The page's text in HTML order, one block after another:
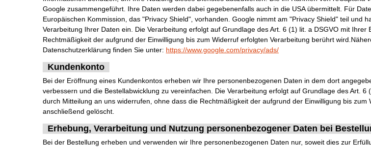
Google zusammengeführt. Ihre Daten werden dabei gegebenenfalls auch in die USA übermittelt. Für
Europäischen Kommission, das "Privacy Shield", vorhanden. Google nimmt am "Privacy Shield" teil und
Verarbeitung Ihrer Daten ein. Die Verarbeitung erfolgt auf Grundlage des Art. 6 (1) lit. a DSGVO mit
Rechtmäßigkeit der aufgrund der Einwilligung bis zum Widerruf erfolgten Verarbeitung berührt
Datenschutzerklärung finden Sie unter: https://www.google.com/privacy/ads/
Kundenkonto
Bei der Eröffnung eines Kundenkontos erheben wir Ihre personenbezogenen Daten in dem dort
verbessern und die Bestellabwicklung zu vereinfachen. Die Verarbeitung erfolgt auf Grundlage des Art.
durch Mitteilung an uns widerrufen, ohne dass die Rechtmäßigkeit der aufgrund der Einwilligung bis
anschließend gelöscht.
Erhebung, Verarbeitung und Nutzung personenbezogener Daten bei
Bei der Bestellung erheben und verwenden wir Ihre personenbezogenen Daten nur, soweit dies zur